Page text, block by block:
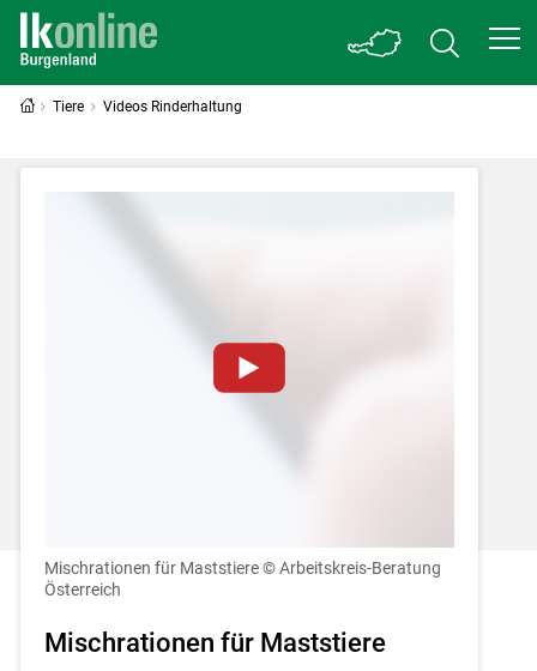
Tiere Videos Rinderhaltung
Einstellungen jederzeit einsehen und
korrigieren
Mischrationen für Maststiere © Arbeitskreis-Beratung
Österreich
Mischrationen für Maststiere